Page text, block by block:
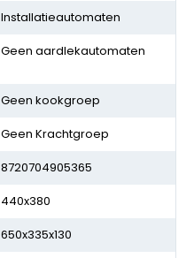
Installatieautomaten
Geen aardlekautomaten
Geen kookgroep
Geen Krachtgroep
8720704905365
440x380
650x335x130